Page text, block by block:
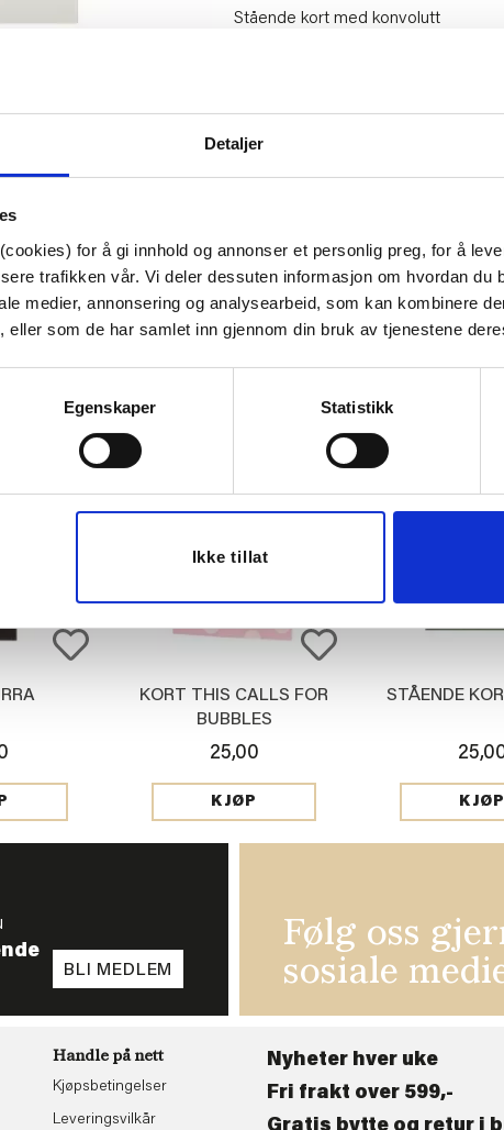
Detaljer
for å gi innhold og annonser et personlig preg, for å
trafikken vår. Vi deler dessuten informasjon om hvordan du
medier, annonsering og analysearbeid, som kan kombinere
eller som de har samlet inn gjennom din bruk av tjenestene
Egenskaper Statistikk
Ikke tillat
Stående kort med konvolutt
Bredde:
10 cm
Tips venner om dette
Last ned bilde
KORT THIS CALLS FOR
BUBBLES
25,00
KJØP
STÅENDE
KJØP
BLI MEDLEM
Følg oss
sosiale
Handle på nett
Kjøpsbetingelser
Leveringsvilkår
Nyheter hver uke
Fri frakt over 599,-